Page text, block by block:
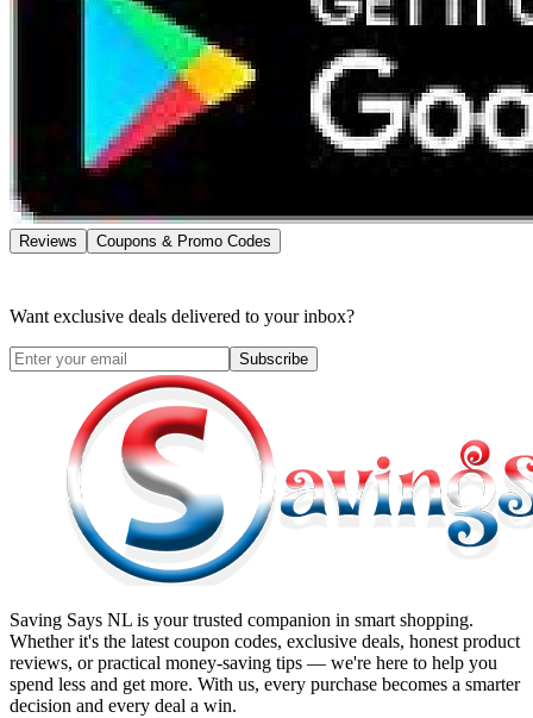
Reviews Coupons & Promo Codes
Want exclusive deals delivered to your inbox?
Subscribe
Saving Says NL is your trusted companion in smart shopping.
Whether it's the latest coupon codes, exclusive deals, honest product
reviews, or practical money-saving tips — we're here to help you
spend less and get more. With us, every purchase becomes a smarter
decision and every deal a win.